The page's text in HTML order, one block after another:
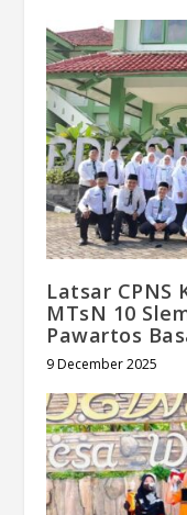
Latsar CPNS
MTsN 10
Pawartos
9 December 2025